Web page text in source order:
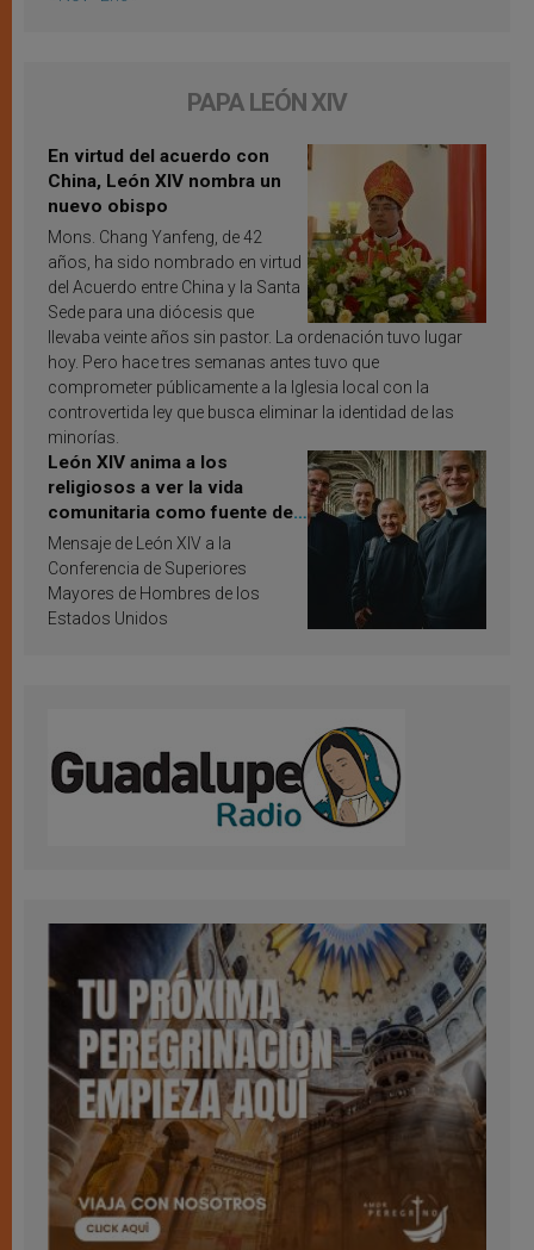
PAPA LEÓN XIV
En virtud del acuerdo con
China, León XIV nombra un
nuevo obispo
Mons. Chang Yanfeng, de 42
años, ha sido nombrado en virtud
del Acuerdo entre China y la Santa
Sede para una diócesis que
llevaba veinte años sin pastor. La ordenación tuvo lugar
hoy. Pero hace tres semanas antes tuvo que
comprometer públicamente a la Iglesia local con la
controvertida ley que busca eliminar la identidad de las
minorías.
León XIV anima a los
religiosos a ver la vida
comunitaria como fuente de
inspiración y santificación
Mensaje de León XIV a la
Conferencia de Superiores
Mayores de Hombres de los
Estados Unidos